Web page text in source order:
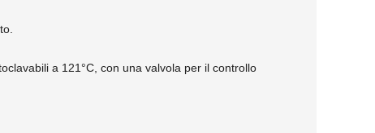
a 121°C, con una valvola per il controllo